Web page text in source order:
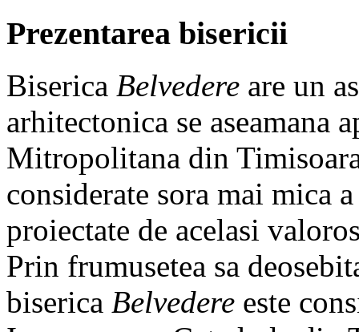
Prezentarea bisericii
Biserica Belvedere are un
arhitectonica se aseamana
Mitropolitana din
considerate sora mai mica
proiectate de acelasi
Prin frumusetea sa
biserica Belvedere este